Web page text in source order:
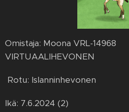
Omistaja: Moona VRL-14968
VIRTUAALIHEVONEN
Rotu: Islanninhevonen
Ikä: 7.6.2024 (2)